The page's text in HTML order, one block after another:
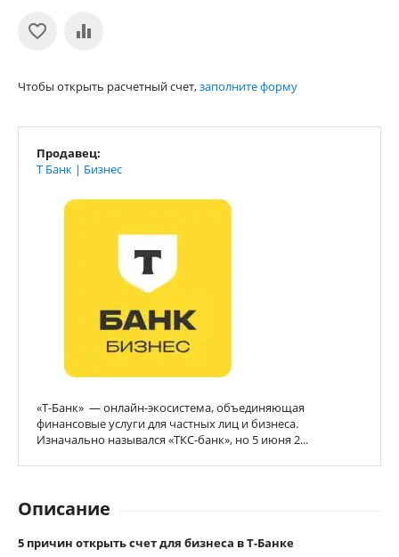
Чтобы открыть расчетный счет,заполните форму
Продавец:
Т Банк | Бизнес
«Т-Банк» — онлайн-экосистема, объединяющая
финансовые услуги для частных лиц и бизнеса.
Изначально назывался «ТКС-банк», но 5 июня 2...
Описание
5 причин открыть счет для бизнеса в Т-Банке